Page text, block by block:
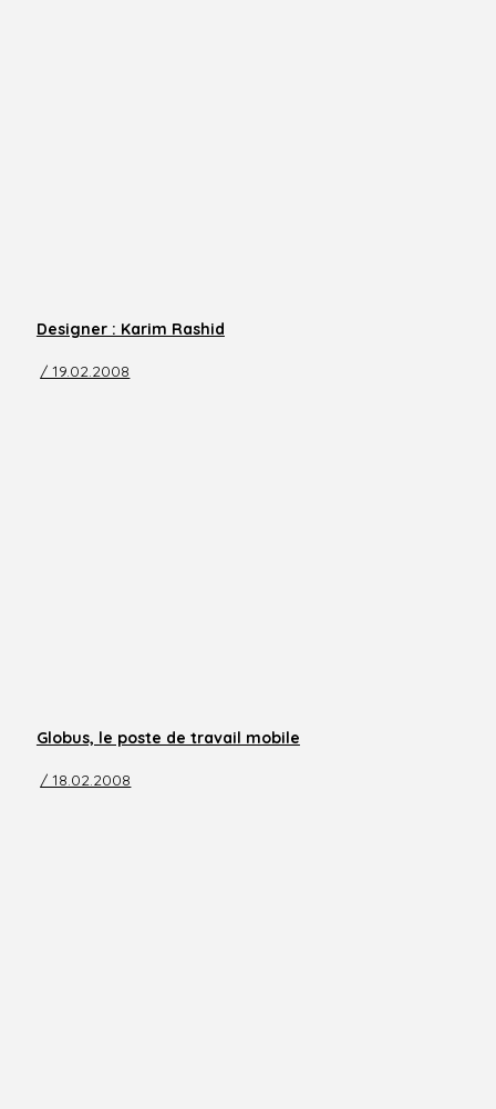
Designer : Karim Rashid
/ 19.02.2008
Globus, le poste de travail mobile
/ 18.02.2008